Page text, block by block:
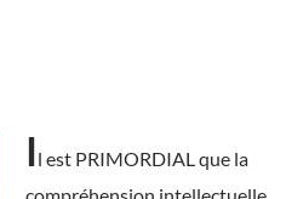
Il est PRIMORDIAL que la
compréhension intellectuelle